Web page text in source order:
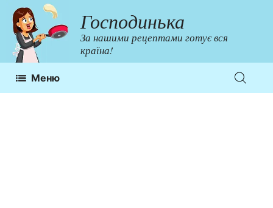
Перейти
до
контенту
Господинька
За нашими рецептами готує вся
країна!
Меню